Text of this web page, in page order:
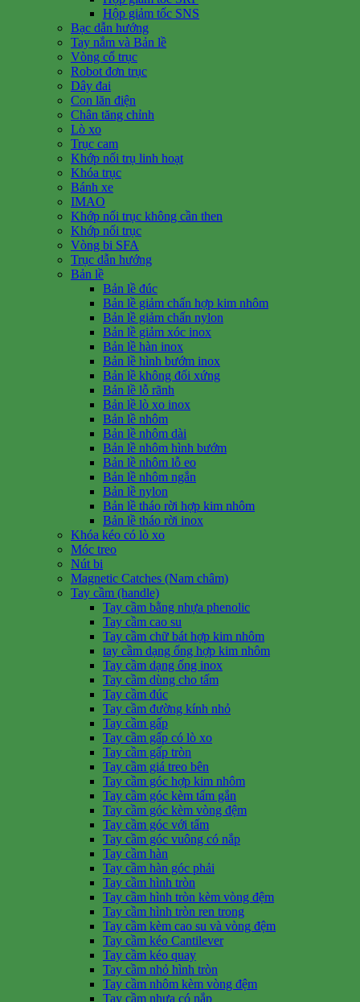
Hộp giảm tốc SNS
Bạc dẫn hướng
Tay nắm và Bản lề
Vòng cổ trục
Robot đơn trục
Dây đai
Con lăn điện
Chân tăng chỉnh
Lò xo
Trục cam
Khớp nối trụ linh hoạt
Khóa trục
Bánh xe
IMAO
Khớp nối trục không cần then
Khớp nối trục
Vòng bi SFA
Trục dẫn hướng
Bản lề
Bản lề đúc
Bản lề giảm chấn hợp kim nhôm
Bản lề giảm chấn nylon
Bản lề giảm xóc inox
Bản lề hàn inox
Bản lề hình bướm inox
Bản lề không đối xứng
Bản lề lỗ rãnh
Bản lề lò xo inox
Bản lề nhôm
Bản lề nhôm dài
Bản lề nhôm hình bướm
Bản lề nhôm lỗ eo
Bản lề nhôm ngắn
Bản lề nylon
Bản lề tháo rời hợp kim nhôm
Bản lề tháo rời inox
Khóa kéo có lò xo
Móc treo
Nút bi
Magnetic Catches (Nam châm)
Tay cầm (handle)
Tay cầm bằng nhựa phenolic
Tay cầm cao su
Tay cầm chữ bát hợp kim nhôm
tay cầm dạng ống hợp kim nhôm
Tay cầm dạng ống inox
Tay cầm dùng cho tấm
Tay cầm đúc
Tay cầm đường kính nhỏ
Tay cầm gấp
Tay cầm gấp có lò xo
Tay cầm gấp tròn
Tay cầm giá treo bên
Tay cầm góc hợp kim nhôm
Tay cầm góc kèm tấm gắn
Tay cầm góc kèm vòng đệm
Tay cầm góc với tấm
Tay cầm góc vuông có nắp
Tay cầm hàn
Tay cầm hàn góc phải
Tay cầm hình tròn
Tay cầm hình tròn kèm vòng đệm
Tay cầm hình tròn ren trong
Tay cầm kèm cao su và vòng đệm
Tay cầm kéo Cantilever
Tay cầm kéo quay
Tay cầm nhỏ hình tròn
Tay cầm nhôm kèm vòng đệm
Tay cầm nhựa có nắp